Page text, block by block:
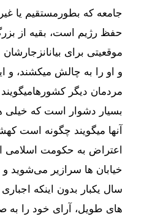
جامعه که بطور مستقیم یا غیر
حفظ رژیم است، بقیه از
موقعیتی برای بیانانزجارشان
و
او را به چالش میکشند، و
مردمان دیگر کشورهامیگویند
بسیار دشوار است که خیلی
آنها میگویند چگونه است که
اعتراض به حکومت اسلامی
خیابان ها سرازیر می‌شوید و
سال یکبار بدون اینکه اجباری
های طویل، آرای خود را به